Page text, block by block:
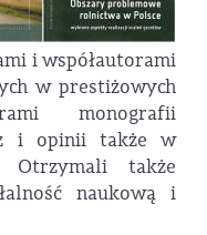
i współautorami
w prestiżowych
monografii
i opinii także w
Otrzymali także
naukową i